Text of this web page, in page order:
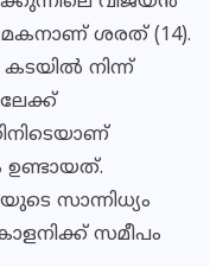
മകനാണ് ശരത് (14).
നിന്ന്
ഉണ്ടായത്.
സാന്നിധ്യം
സമീപം